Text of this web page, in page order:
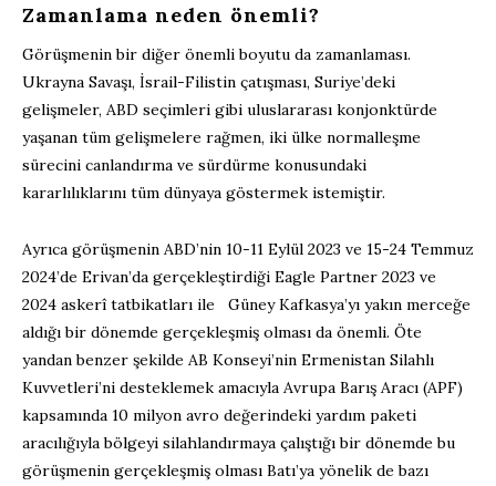
Zamanlama neden önemli?
Görüşmenin bir diğer önemli boyutu da zamanlaması.
Ukrayna Savaşı, İsrail-Filistin çatışması, Suriye’deki
gelişmeler, ABD seçimleri gibi uluslararası konjonktürde
yaşanan tüm gelişmelere rağmen, iki ülke normalleşme
sürecini canlandırma ve sürdürme konusundaki
kararlılıklarını tüm dünyaya göstermek istemiştir.
Ayrıca görüşmenin ABD’nin 10-11 Eylül 2023 ve 15-24 Temmuz
2024’de Erivan’da gerçekleştirdiği Eagle Partner 2023 ve
2024 askerî tatbikatları ile Güney Kafkasya’yı yakın merceğe
aldığı bir dönemde gerçekleşmiş olması da önemli. Öte
yandan benzer şekilde AB Konseyi’nin Ermenistan Silahlı
Kuvvetleri’ni desteklemek amacıyla Avrupa Barış Aracı (APF)
kapsamında 10 milyon avro değerindeki yardım paketi
aracılığıyla bölgeyi silahlandırmaya çalıştığı bir dönemde bu
görüşmenin gerçekleşmiş olması Batı’ya yönelik de bazı